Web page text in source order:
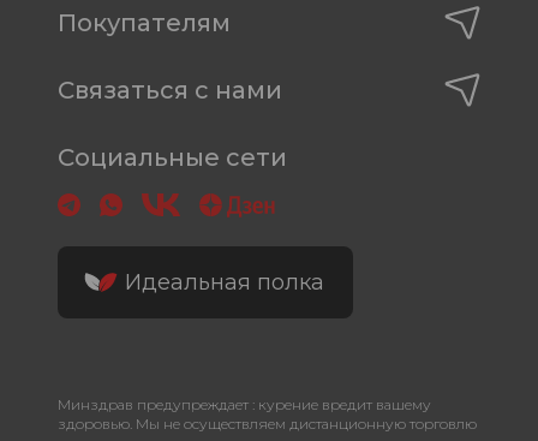
Покупателям
Связаться с нами
Социальные сети
Идеальная полка
Минздрав предупреждает : курение вредит вашему
здоровью. Мы не осуществляем дистанционную торговлю